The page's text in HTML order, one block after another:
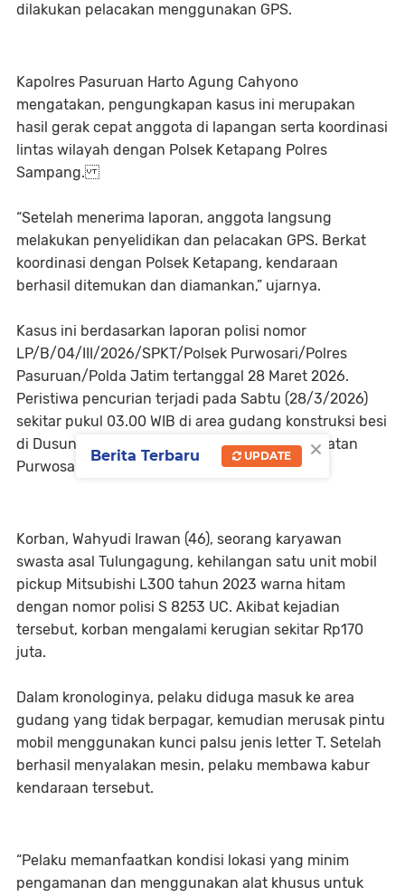
dilakukan pelacakan menggunakan GPS.
Kapolres Pasuruan Harto Agung Cahyono
mengatakan, pengungkapan kasus ini merupakan
hasil gerak cepat anggota di lapangan serta koordinasi
lintas wilayah dengan Polsek Ketapang Polres
Sampang.
“Setelah menerima laporan, anggota langsung
melakukan penyelidikan dan pelacakan GPS. Berkat
koordinasi dengan Polsek Ketapang, kendaraan
berhasil ditemukan dan diamankan,” ujarnya.
Kasus ini berdasarkan laporan polisi nomor
LP/B/04/III/2026/SPKT/Polsek Purwosari/Polres
Pasuruan/Polda Jatim tertanggal 28 Maret 2026.
Peristiwa pencurian terjadi pada Sabtu (28/3/2026)
sekitar pukul 03.00 WIB di area gudang konstruksi besi
di Dusun Dinoyo, Desa Sengon Agung, Kecamatan
Purwosari, Kabupaten Pasuruan.
Korban, Wahyudi Irawan (46), seorang karyawan
swasta asal Tulungagung, kehilangan satu unit mobil
pickup Mitsubishi L300 tahun 2023 warna hitam
dengan nomor polisi S 8253 UC. Akibat kejadian
tersebut, korban mengalami kerugian sekitar Rp170
juta.
Dalam kronologinya, pelaku diduga masuk ke area
gudang yang tidak berpagar, kemudian merusak pintu
mobil menggunakan kunci palsu jenis letter T. Setelah
berhasil menyalakan mesin, pelaku membawa kabur
kendaraan tersebut.
“Pelaku memanfaatkan kondisi lokasi yang minim
pengamanan dan menggunakan alat khusus untuk
×
Berita Terbaru UPDATE